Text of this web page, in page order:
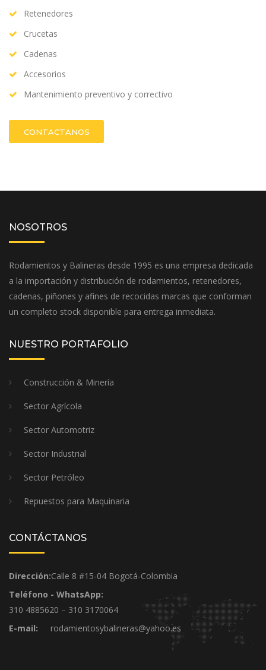
Retenedores
Crucetas
Cadenas
Accesorios
Mantenimiento preventivo y correctivo
CONTACTANOS
NOSOTROS
Rodamientos y Balineras desde 1995 es una empresa dedicada
a la importación y distribución de rodamientos, retenedores,
cadenas, piñones y afines de recocidas marcas que conforman
un completo stock disponible para entrega inmediata.
NUESTRO PORTAFOLIO
Construcción & Minería
Sector Agrícola
Sector Automotriz
Sector Industrial
Sector Petróleo
Repuestos para Maquinaria
CONTÁCTANOS
Dirección:Calle 8 #15-04 Bogotá-Colombia
Teléfono - WhatsApp:
310 4885620 – 310 3170064
E-mail:
rodamientosybalineras@yahoo.es